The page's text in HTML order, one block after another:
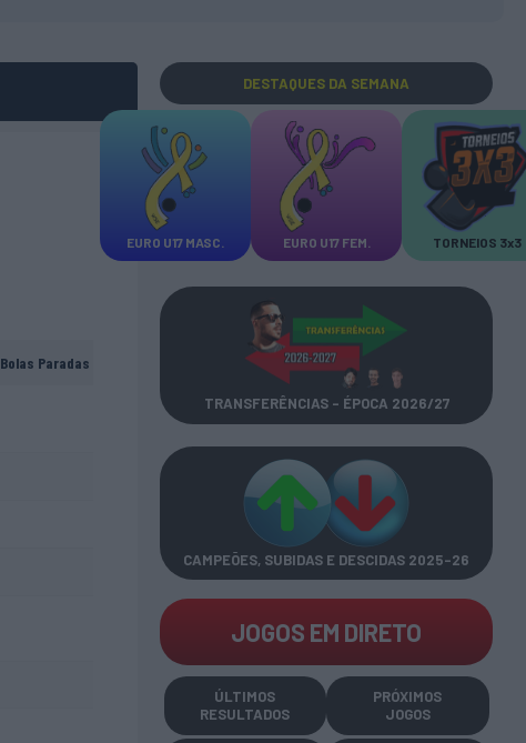
Bolas Paradas
DESTAQUES DA SEMANA
EURO U17 MASC. EURO U17 FEM. TORNEIOS 3x3
TRANSFERÊNCIAS - ÉPOCA 2026/27
CAMPEÕES, SUBIDAS E DESCIDAS 2025-26
JOGOS EM DIRETO
ÚLTIMOS
RESULTADOS
PRÓXIMOS
JOGOS